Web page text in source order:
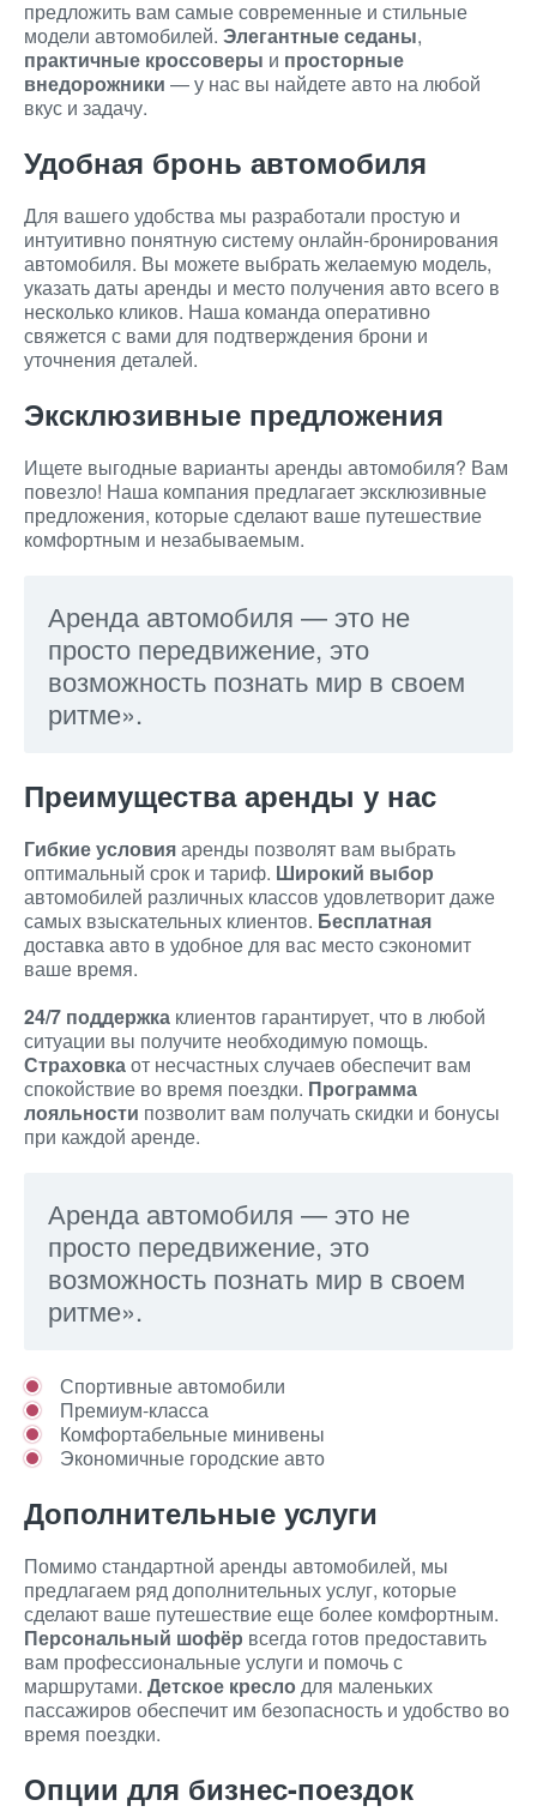
предложить вам самые современные и стильные
модели автомобилей. Элегантные седаны,
практичные кроссоверы и просторные
внедорожники — у нас вы найдете авто на любой
вкус и задачу.
Удобная бронь автомобиля
Для вашего удобства мы разработали простую и
интуитивно понятную систему онлайн-бронирования
автомобиля. Вы можете выбрать желаемую модель,
указать даты аренды и место получения авто всего в
несколько кликов. Наша команда оперативно
свяжется с вами для подтверждения брони и
уточнения деталей.
Эксклюзивные предложения
Ищете выгодные варианты аренды автомобиля? Вам
повезло! Наша компания предлагает эксклюзивные
предложения, которые сделают ваше путешествие
комфортным и незабываемым.
Аренда автомобиля — это не
просто передвижение, это
возможность познать мир в своем
ритме».
Преимущества аренды у нас
Гибкие условияаренды позволят вам выбрать
оптимальный срок и тариф. Широкий выбор
автомобилей различных классов удовлетворит даже
самых взыскательных клиентов. Бесплатная
доставка авто в удобное для вас место сэкономит
ваше время.
24/7 поддержка клиентов гарантирует, что в любой
ситуации вы получите необходимую помощь.
Страховкаот несчастных случаев обеспечит вам
спокойствие во время поездки. Программа
лояльности позволит вам получать скидки и бонусы
при каждой аренде.
Аренда автомобиля — это не
просто передвижение, это
возможность познать мир в своем
ритме».
Спортивные автомобили
Премиум-класса
Комфортабельные минивены
Экономичные городские авто
Дополнительные услуги
Помимо стандартной аренды автомобилей, мы
предлагаем ряд дополнительных услуг, которые
сделают ваше путешествие еще более комфортным.
Персональный шофёр всегда готов предоставить
вам профессиональные услуги и помочь с
маршрутами. Детское кресло для маленьких
пассажиров обеспечит им безопасность и удобство во
время поездки.
Опции для бизнес-поездок